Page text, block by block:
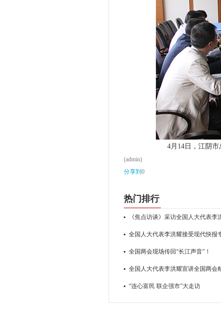
4月14日，江阴市总工
(admin)
分享到 0
热门排行
《焦点访谈》采访全国人大代表李
全国人大代表李洪耀接受现代快报
全国两会现场传回“长江声音”！
全国人大代表李洪耀宣讲全国两会
“连心富民 联企强市”大走访